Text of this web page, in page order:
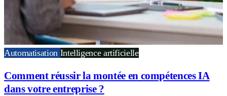
Automatisation Intelligence artificielle
Comment réussir la montée en compétences IA
dans votre entreprise ?